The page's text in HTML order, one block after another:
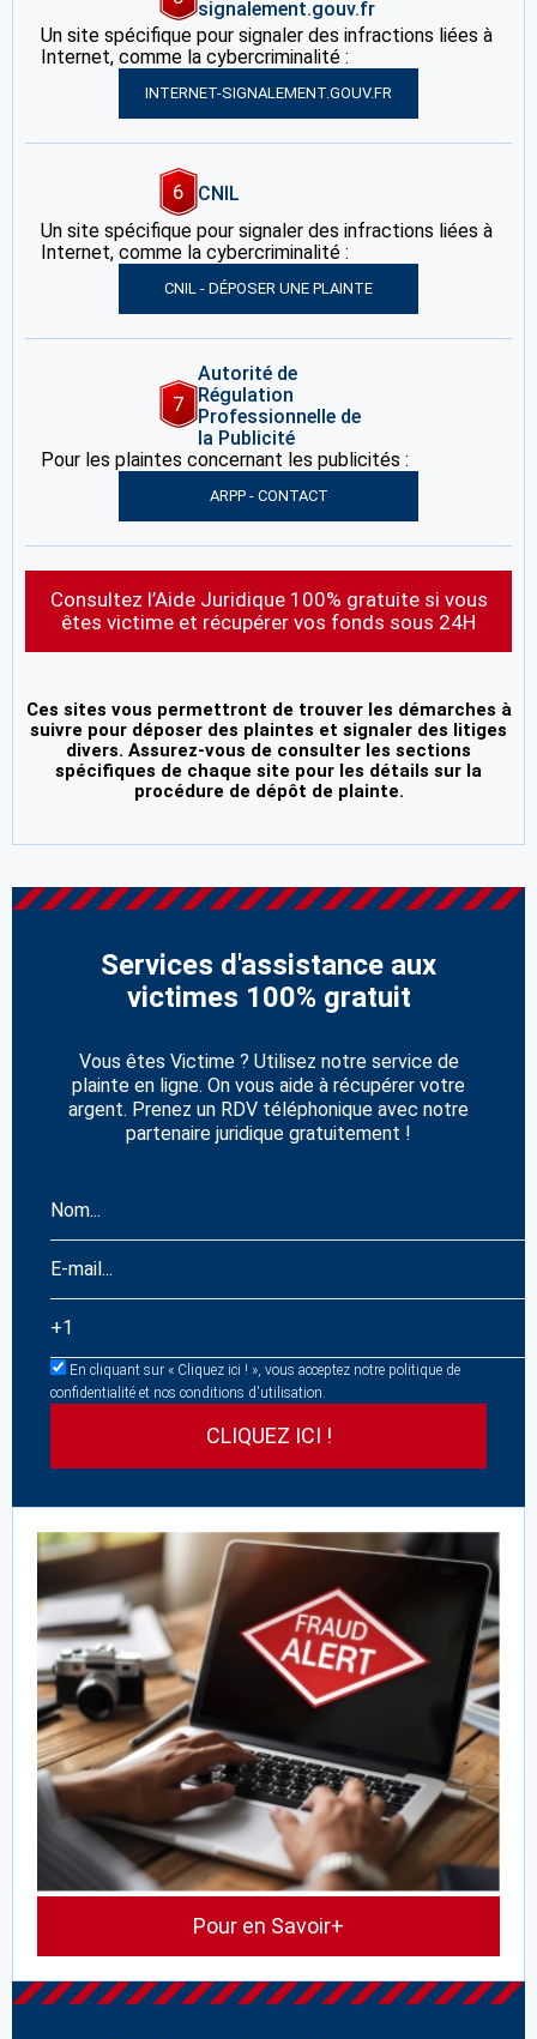
signalement.gouv.fr
Un site spécifique pour signaler des infractions liées à
Internet, comme la cybercriminalité :
INTERNET-SIGNALEMENT.GOUV.FR
6
CNIL
Un site spécifique pour signaler des infractions liées à
Internet, comme la cybercriminalité :
CNIL - DÉPOSER UNE PLAINTE
7
Autorité de
Régulation
Professionnelle de
la Publicité
Pour les plaintes concernant les publicités :
ARPP - CONTACT
Consultez l’Aide Juridique 100% gratuite si vous
êtes victime et récupérer vos fonds sous 24H
Ces sites vous permettront de trouver les démarches à
suivre pour déposer des plaintes et signaler des litiges
divers. Assurez-vous de consulter les sections
spécifiques de chaque site pour les détails sur la
procédure de dépôt de plainte.
Services d'assistance aux
victimes 100% gratuit
Vous êtes Victime ? Utilisez notre service de
plainte en ligne. On vous aide à récupérer votre
argent. Prenez un RDV téléphonique avec notre
partenaire juridique gratuitement !
En cliquant sur « Cliquez ici ! », vous acceptez notre politique de
confidentialité et nos conditions d'utilisation.
Pour en Savoir+